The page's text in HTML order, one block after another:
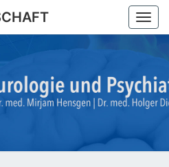
Dr. Med.
Frieder